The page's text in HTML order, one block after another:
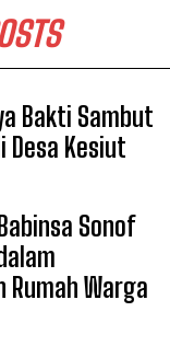
Bakti Sambut
Desa Kesiut
Sonof
Rumah Warga